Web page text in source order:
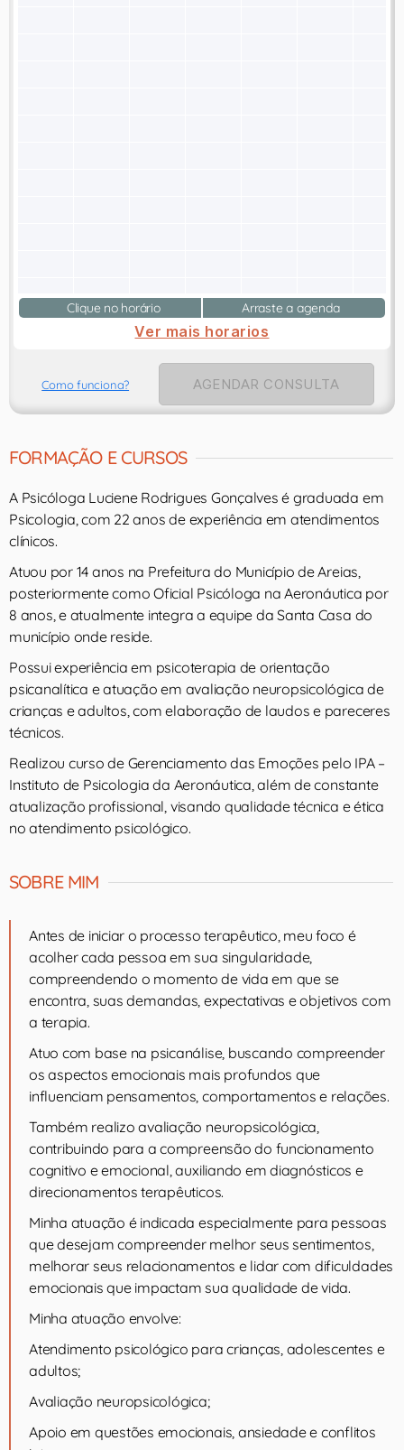
Clique no horário Arraste a agenda
Ver mais horarios
Como funciona? AGENDAR CONSULTA
FORMAÇÃO E CURSOS
A Psicóloga Luciene Rodrigues Gonçalves é graduada em
Psicologia, com 22 anos de experiência em atendimentos
clínicos.
Atuou por 14 anos na Prefeitura do Município de Areias,
posteriormente como Oficial Psicóloga na Aeronáutica por
8 anos, e atualmente integra a equipe da Santa Casa do
município onde reside.
Possui experiência em psicoterapia de orientação
psicanalítica e atuação em avaliação neuropsicológica de
crianças e adultos, com elaboração de laudos e pareceres
técnicos.
Realizou curso de Gerenciamento das Emoções pelo IPA –
Instituto de Psicologia da Aeronáutica, além de constante
atualização profissional, visando qualidade técnica e ética
no atendimento psicológico.
SOBRE MIM
Antes de iniciar o processo terapêutico, meu foco é
acolher cada pessoa em sua singularidade,
compreendendo o momento de vida em que se
encontra, suas demandas, expectativas e objetivos com
a terapia.
Atuo com base na psicanálise, buscando compreender
os aspectos emocionais mais profundos que
influenciam pensamentos, comportamentos e relações.
Também realizo avaliação neuropsicológica,
contribuindo para a compreensão do funcionamento
cognitivo e emocional, auxiliando em diagnósticos e
direcionamentos terapêuticos.
Minha atuação é indicada especialmente para pessoas
que desejam compreender melhor seus sentimentos,
melhorar seus relacionamentos e lidar com dificuldades
emocionais que impactam sua qualidade de vida.
Minha atuação envolve:
Atendimento psicológico para crianças, adolescentes e
adultos;
Avaliação neuropsicológica;
Apoio em questões emocionais, ansiedade e conflitos